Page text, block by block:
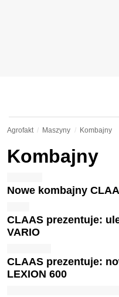
Agrofakt Maszyny Kombajny
Kombajny
Nowe kombajny
CLAAS prezentuje:
VARIO
CLAAS prezentuje:
LEXION 600